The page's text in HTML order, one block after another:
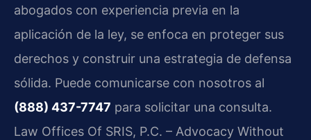
abogados con experiencia previa en la
aplicación de la ley, se enfoca en proteger sus
derechos y construir una estrategia de defensa
sólida. Puede comunicarse con nosotros al
(888) 437-7747 para solicitar una consulta.
Law Offices Of SRIS, P.C. – Advocacy Without